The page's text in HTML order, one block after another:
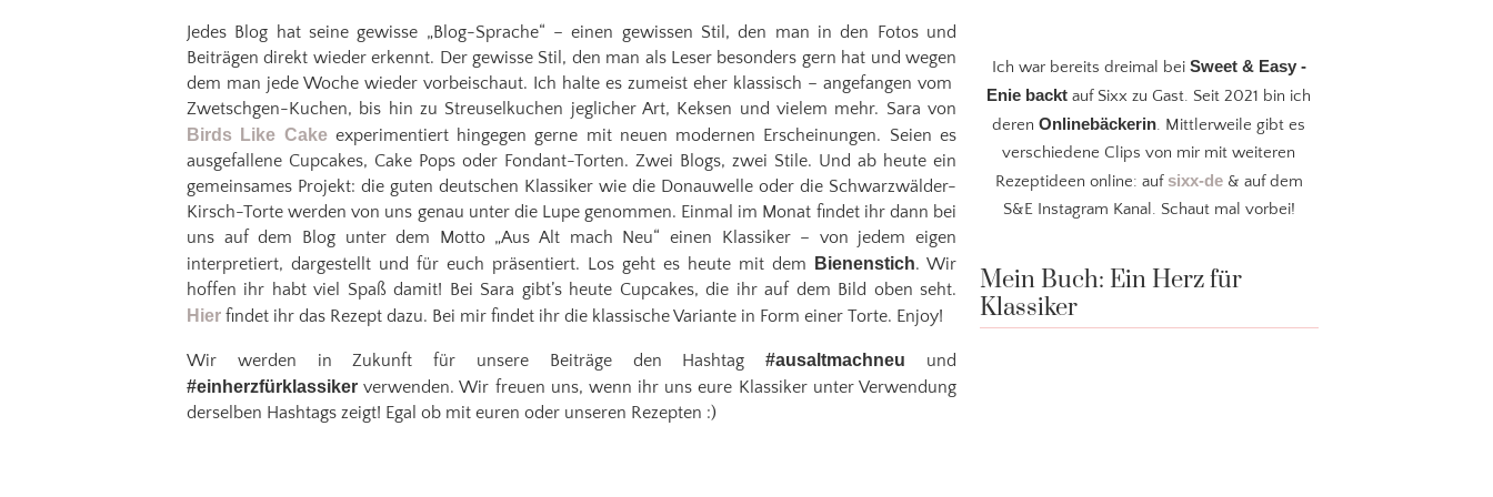
Jedes Blog hat seine gewisse „Blog-Sprache“ – einen gewissen Stil, den man in den Fotos und
Beiträgen direkt wieder erkennt. Der gewisse Stil, den man als Leser besonders gern hat und wegen
dem man jede Woche wieder vorbeischaut. Ich halte es zumeist eher klassisch – angefangen vom
Zwetschgen-Kuchen, bis hin zu Streuselkuchen jeglicher Art, Keksen und vielem mehr. Sara von
Birds Like Cakeexperimentiert hingegen gerne mit neuen modernen Erscheinungen. Seien es
ausgefallene Cupcakes, Cake Pops oder Fondant-Torten. Zwei Blogs, zwei Stile. Und ab heute ein
gemeinsames Projekt: die guten deutschen Klassiker wie die Donauwelle oder die Schwarzwälder-
Kirsch-Torte werden von uns genau unter die Lupe genommen. Einmal im Monat findet ihr dann bei
uns auf dem Blog unter dem Motto „Aus Alt mach Neu“ einen Klassiker – von jedem eigen
interpretiert, dargestellt und für euch präsentiert. Los geht es heute mit dem
Bienenstich. Wir
hoffen ihr habt viel Spaß damit! Bei Sara gibt’s heute Cupcakes, die ihr auf dem Bild oben seht.
Hier findet ihr das Rezept dazu. Bei mir findet ihr die klassische Variante in Form einer Torte. Enjoy!
Wir werden in Zukunft für unsere Beiträge den Hashtag#ausaltmachneu und
#einherzfürklassiker verwenden. Wir freuen uns, wenn ihr uns eure Klassiker unter Verwendung
derselben Hashtags zeigt! Egal ob mit euren oder unseren Rezepten :)
Ich war bereits dreimal bei Sweet & Easy -
Enie backt auf Sixx zu Gast. Seit 2021 bin ich
derenOnlinebäckerin. Mittlerweile gibt es
verschiedene Clips von mir mit weiteren
Rezeptideen online: auf sixx-de& auf dem
S&E Instagram Kanal. Schaut mal vorbei!
Mein Buch: Ein Herz für
Klassiker